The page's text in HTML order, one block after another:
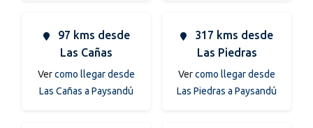
97 kms desde
Las Cañas
Vercomo llegar desde
Las Cañas a Paysandú
317 kms desde
Las Piedras
Vercomo llegar desde
Las Piedras a Paysandú